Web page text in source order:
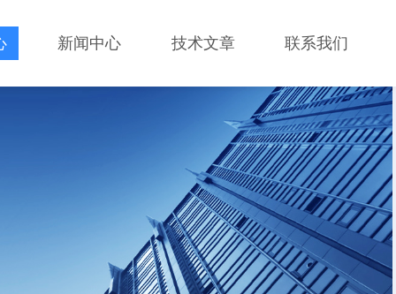
新闻中心 技术文章 联系我们